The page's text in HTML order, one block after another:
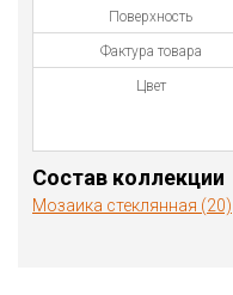
Поверхность
Фактура товара
Цвет
Состав коллекции
Мозаика стеклянная (20)